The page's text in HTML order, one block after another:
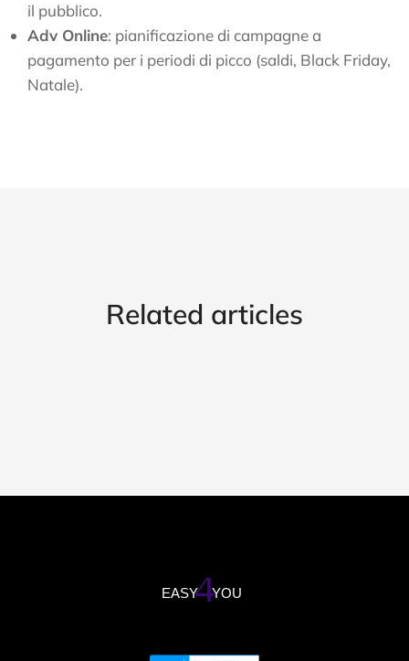
il pubblico.
Adv Online: pianificazione di campagne a
pagamento per i periodi di picco (saldi, Black Friday,
Natale).
Related articles